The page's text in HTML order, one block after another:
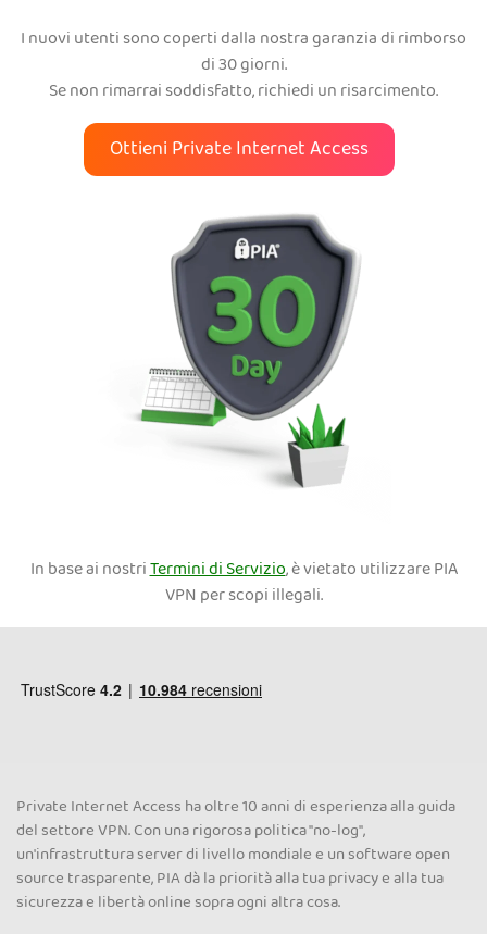
I nuovi utenti sono coperti dalla nostra garanzia di rimborso
di 30 giorni.
Se non rimarrai soddisfatto, richiedi un risarcimento.
Ottieni Private Internet Access
In base ai nostriTermini di Servizio, è vietato utilizzare PIA
VPN per scopi illegali.
Private Internet Access ha oltre 10 anni di esperienza alla guida
del settore VPN. Con una rigorosa politica "no-log",
un'infrastruttura server di livello mondiale e un software open
source trasparente, PIA dà la priorità alla tua privacy e alla tua
sicurezza e libertà online sopra ogni altra cosa.